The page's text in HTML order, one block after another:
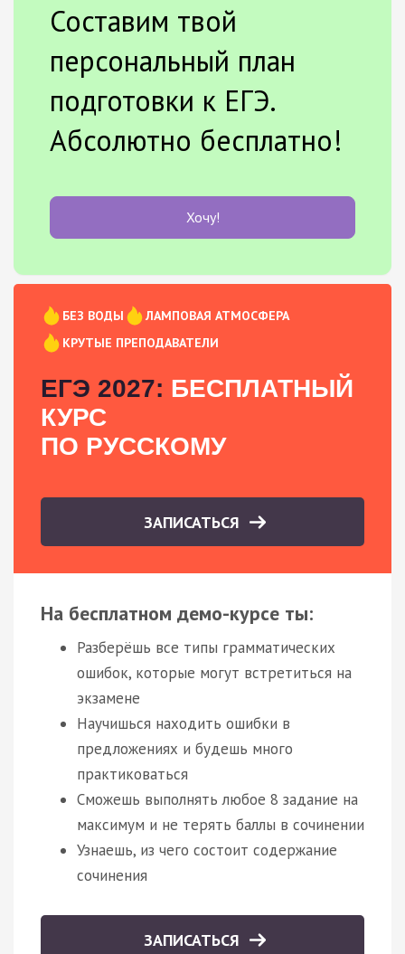
Составим твой
персональный план
подготовки к ЕГЭ.
Абсолютно бесплатно!
Хочу!
БЕЗ ВОДЫ
ЛАМПОВАЯ АТМОСФЕРА
КРУТЫЕ ПРЕПОДАВАТЕЛИ
ЕГЭ 2027: БЕСПЛАТНЫЙ
КУРС
ПО РУССКОМУ
ЗАПИСАТЬСЯ
На бесплатном демо-курсе ты:
Разберёшь все типы грамматических
ошибок, которые могут встретиться на
экзамене
Научишься находить ошибки в
предложениях и будешь много
практиковаться
Сможешь выполнять любое 8 задание на
максимум и не терять баллы в сочинении
Узнаешь, из чего состоит содержание
сочинения
ЗАПИСАТЬСЯ